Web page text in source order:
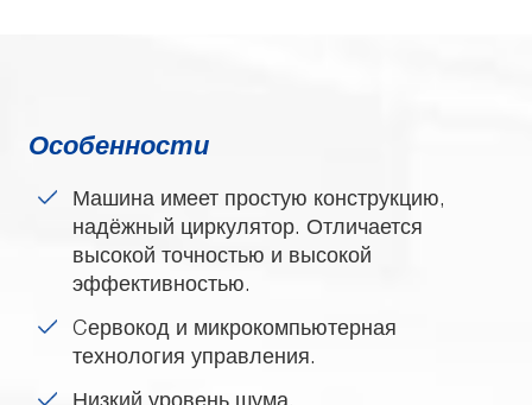
Особенности
Машина имеет простую конструкцию,
надёжный циркулятор. Отличается
высокой точностью и высокой
эффективностью.
Cервокод и микрокомпьютерная
технология управления.
Низкий уровень шума.